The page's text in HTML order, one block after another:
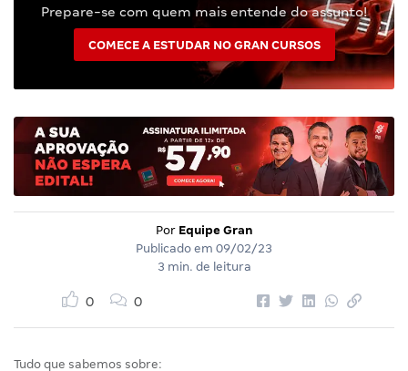
Prepare-se com quem mais entende do assunto!
COMECE A ESTUDAR NO GRAN CURSOS
Por Equipe Gran
Publicado em 09/02/23
3 min. de leitura
0 0
Tudo que sabemos sobre: